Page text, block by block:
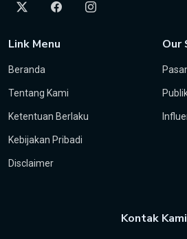
Link Menu
Beranda
Tentang Kami
Ketentuan Berlaku
Kebijakan Pribadi
Disclaimer
Our
Kontak Kami